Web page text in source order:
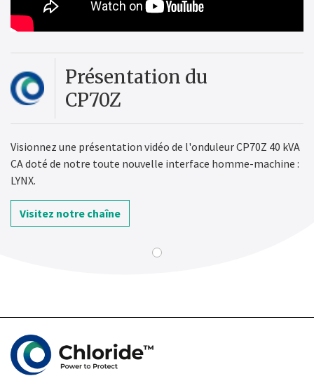
Présentation du
CP70Z
Visionnez une présentation vidéo de l'onduleur CP70Z 40 kVA
CA doté de notre toute nouvelle interface homme-machine :
LYNX.
Visitez notre chaîne